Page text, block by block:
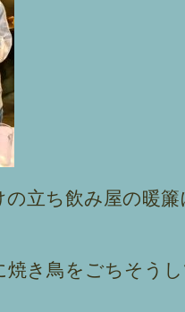
立ち飲み屋の暖
焼き鳥をごちそう